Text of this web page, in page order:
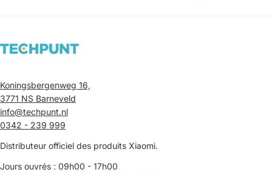
Koningsbergenweg 16,
3771 NS Barneveld
info@techpunt.nl
0342 - 239 999
Distributeur officiel des produits Xiaomi.
Jours ouvrés : 09h00 - 17h00